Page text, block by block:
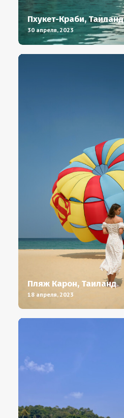
Пхукет-Краби, Таиланд
30 апреля, 2023
Пляж Карон, Таиланд
18 апреля, 2023